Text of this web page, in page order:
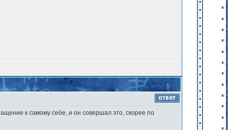
к самому себе, и он совершал это, скорее по